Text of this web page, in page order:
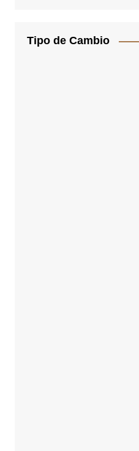
Tipo de Cambio